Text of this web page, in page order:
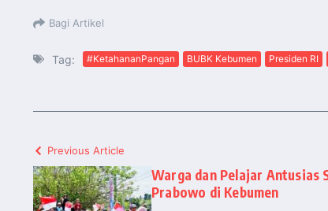
Bagi Artikel
Tag: #KetahananPangan BUBK Kebumen Presiden RI
Previous Article
Warga dan Pelajar Antusias
Prabowo di Kebumen